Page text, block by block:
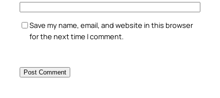
Save my name, email, and website in this browser
for the next time I comment.